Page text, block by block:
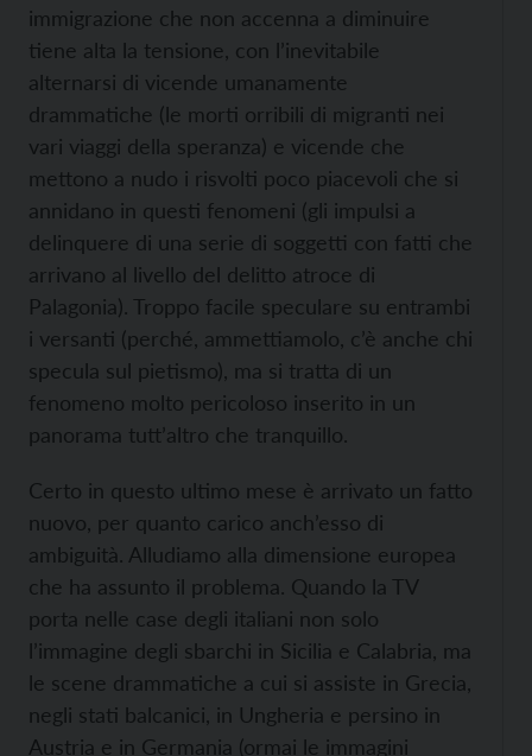
immigrazione che non accenna a diminuire
tiene alta la tensione, con l’inevitabile
alternarsi di vicende umanamente
drammatiche (le morti orribili di migranti nei
vari viaggi della speranza) e vicende che
mettono a nudo i risvolti poco piacevoli che si
annidano in questi fenomeni (gli impulsi a
delinquere di una serie di soggetti con fatti che
arrivano al livello del delitto atroce di
Palagonia). Troppo facile speculare su entrambi
i versanti (perché, ammettiamolo, c’è anche chi
specula sul pietismo), ma si tratta di un
fenomeno molto pericoloso inserito in un
panorama tutt’altro che tranquillo.
Certo in questo ultimo mese è arrivato un fatto
nuovo, per quanto carico anch’esso di
ambiguità. Alludiamo alla dimensione europea
che ha assunto il problema. Quando la TV
porta nelle case degli italiani non solo
l’immagine degli sbarchi in Sicilia e Calabria, ma
le scene drammatiche a cui si assiste in Grecia,
negli stati balcanici, in Ungheria e persino in
Austria e in Germania (ormai le immagini